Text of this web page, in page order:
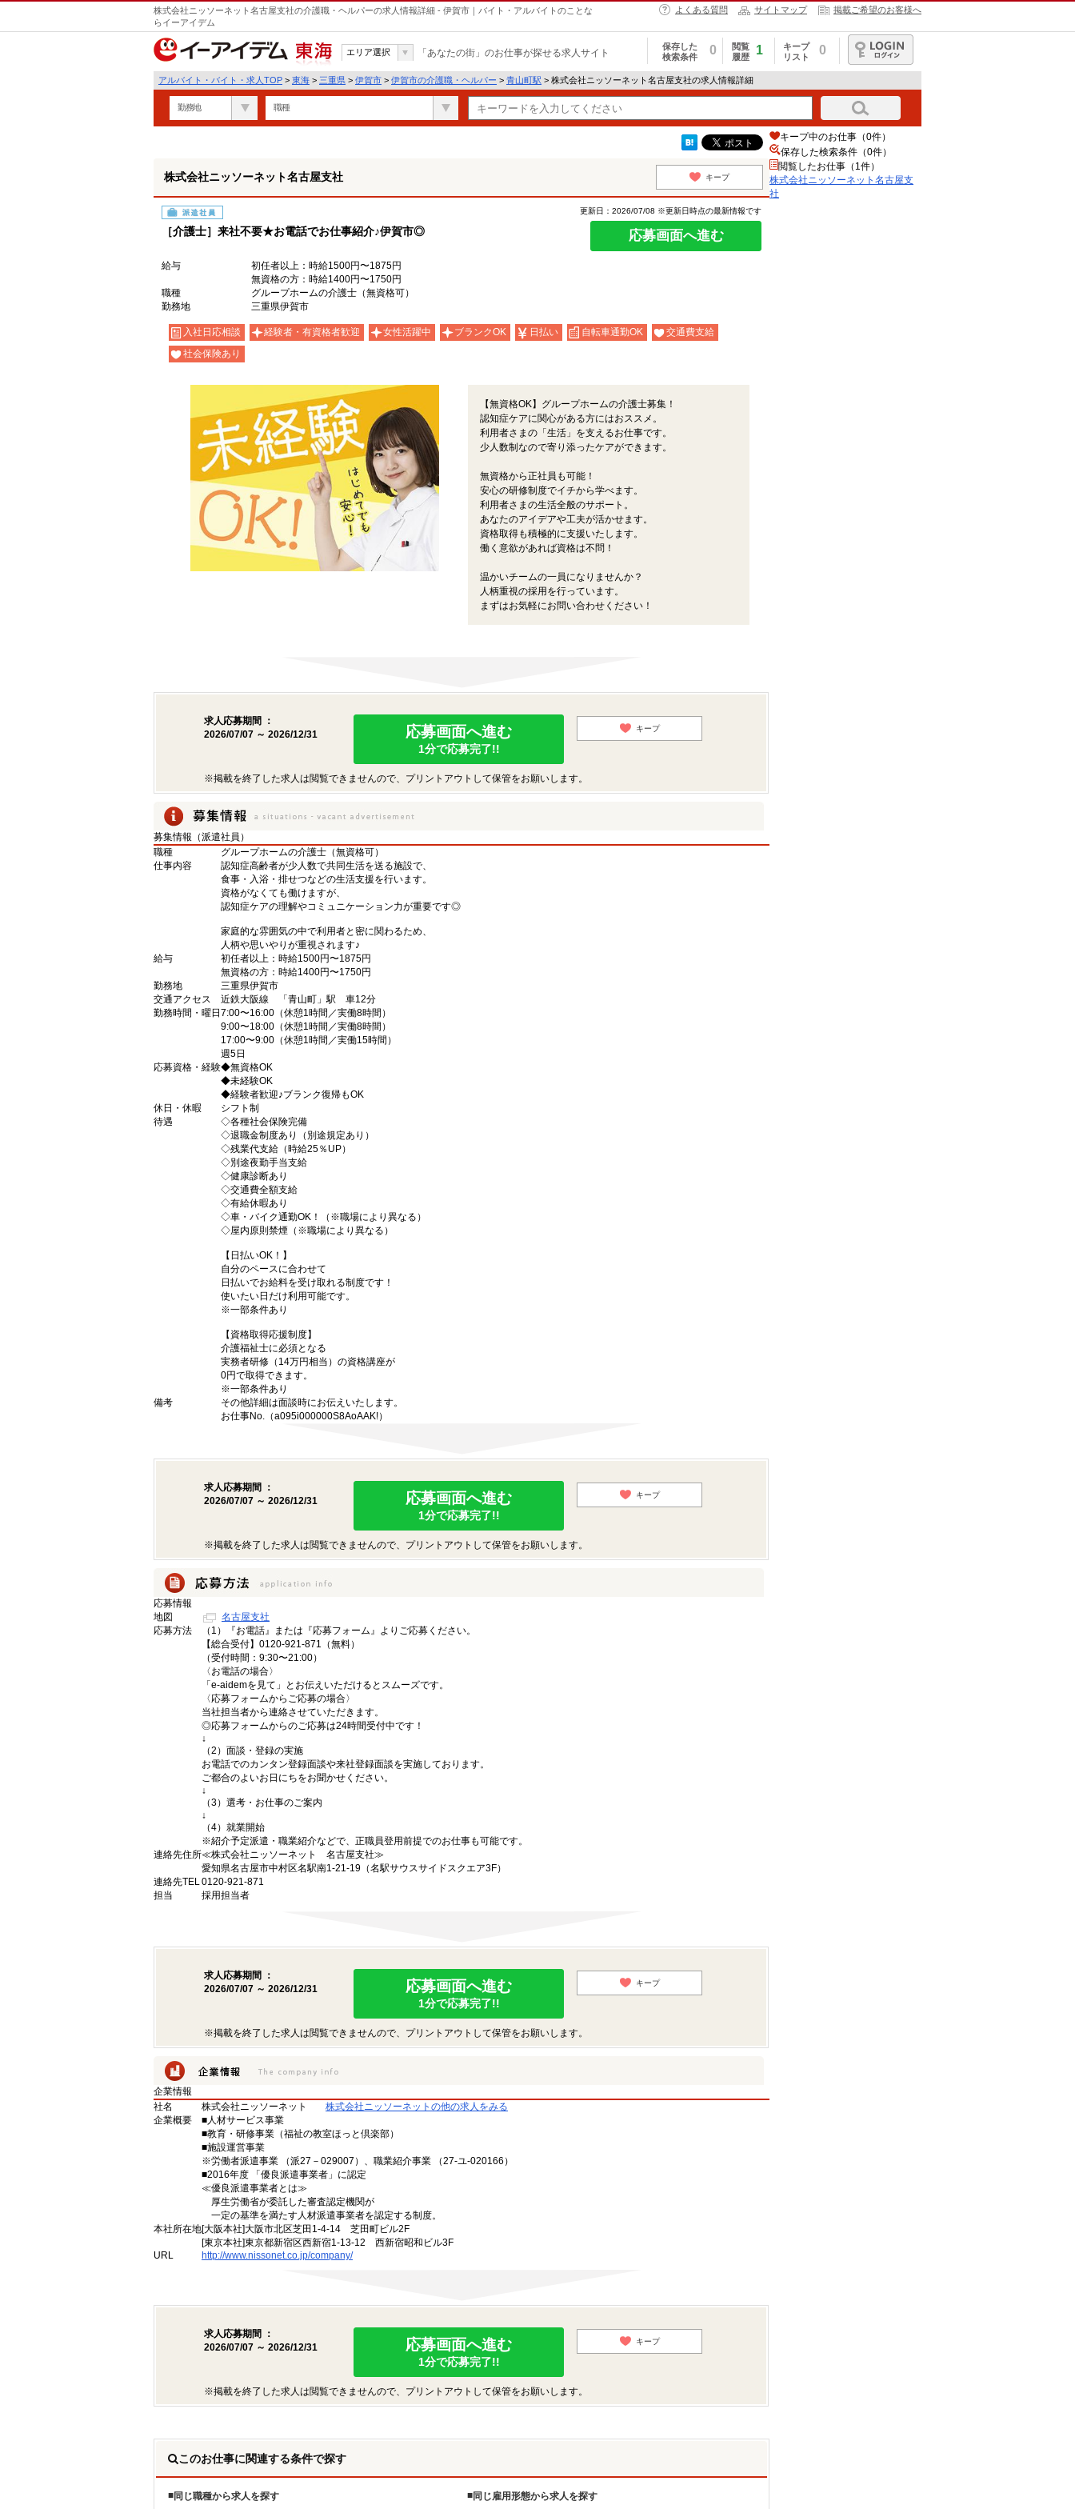
株式会社ニッソーネット名古屋支社の介護職・ヘルパーの求人情報詳細 - 伊賀市｜バイト・アルバイトのことな
らイーアイデム
よくある質問 サイトマップ 掲載ご希望のお客様へ
東海
エリア選択 「あなたの街」のお仕事が探せる求人サイト
保存した
検索条件
0
閲覧
履歴
1
キープ
リスト
0
ログイン
アルバイト・バイト・求人TOP > 東海 > 三重県 > 伊賀市 > 伊賀市の介護職・ヘルパー > 青山町駅 > 株式会社ニッソーネット名古屋支社の求人情報詳細
勤務地 職種
株式会社ニッソーネット名古屋支社 キープ
派遣社員
［介護士］来社不要★お電話でお仕事紹介♪伊賀市◎
更新日：2026/07/08 ※更新日時点の最新情報です
応募画面へ進む
給与
初任者以上：時給1500円〜1875円
無資格の方：時給1400円〜1750円
職種
グループホームの介護士（無資格可）
勤務地
三重県伊賀市
入社日応相談 経験者・有資格者歓迎 女性活躍中 ブランクOK 日払い 自転車通勤OK
交通費支給
社会保険あり
【無資格OK】グループホームの介護士募集！
認知症ケアに関心がある方にはおススメ。
利用者さまの「生活」を支えるお仕事です。
少人数制なので寄り添ったケアができます。
無資格から正社員も可能！
安心の研修制度でイチから学べます。
利用者さまの生活全般のサポート。
あなたのアイデアや工夫が活かせます。
資格取得も積極的に支援いたします。
働く意欲があれば資格は不問！
温かいチームの一員になりませんか？
人柄重視の採用を行っています。
まずはお気軽にお問い合わせください！
求人応募期間 ：
2026/07/07 ～ 2026/12/31
応募画面へ進む
1分で応募完了!!
キープ
※掲載を終了した求人は閲覧できませんので、プリントアウトして保管をお願いします。
募集情報（派遣社員）
職種
グループホームの介護士（無資格可）
仕事内容
認知症高齢者が少人数で共同生活を送る施設で、
食事・入浴・排せつなどの生活支援を行います。
資格がなくても働けますが、
認知症ケアの理解やコミュニケーション力が重要です◎
家庭的な雰囲気の中で利用者と密に関わるため、
人柄や思いやりが重視されます♪
給与
初任者以上：時給1500円〜1875円
無資格の方：時給1400円〜1750円
勤務地
三重県伊賀市
交通アクセス
近鉄大阪線 「青山町」駅 車12分
勤務時間・曜日 7:00〜16:00（休憩1時間／実働8時間）
9:00〜18:00（休憩1時間／実働8時間）
17:00〜9:00（休憩1時間／実働15時間）
週5日
応募資格・経験◆無資格OK
◆未経験OK
◆経験者歓迎♪ブランク復帰もOK
休日・休暇
シフト制
待遇
◇各種社会保険完備
◇退職金制度あり（別途規定あり）
◇残業代支給（時給25％UP）
◇別途夜勤手当支給
◇健康診断あり
◇交通費全額支給
◇有給休暇あり
◇車・バイク通勤OK！（※職場により異なる）
◇屋内原則禁煙（※職場により異なる）
【日払いOK！】
自分のペースに合わせて
日払いでお給料を受け取れる制度です！
使いたい日だけ利用可能です。
※一部条件あり
【資格取得応援制度】
介護福祉士に必須となる
実務者研修（14万円相当）の資格講座が
0円で取得できます。
※一部条件あり
備考
その他詳細は面談時にお伝えいたします。
お仕事No.（a095i000000S8AoAAK!）
求人応募期間 ：
2026/07/07 ～ 2026/12/31
応募画面へ進む
1分で応募完了!!
キープ
※掲載を終了した求人は閲覧できませんので、プリントアウトして保管をお願いします。
応募情報
地図
名古屋支社
応募方法
（1）『お電話』または『応募フォーム』よりご応募ください。
【総合受付】0120-921-871（無料）
（受付時間：9:30〜21:00）
〈お電話の場合〉
「e-aidemを見て」とお伝えいただけるとスムーズです。
〈応募フォームからご応募の場合〉
当社担当者から連絡させていただきます。
◎応募フォームからのご応募は24時間受付中です！
↓
（2）面談・登録の実施
お電話でのカンタン登録面談や来社登録面談を実施しております。
ご都合のよいお日にちをお聞かせください。
↓
（3）選考・お仕事のご案内
↓
（4）就業開始
※紹介予定派遣・職業紹介などで、正職員登用前提でのお仕事も可能です。
連絡先住所≪株式会社ニッソーネット 名古屋支社≫
愛知県名古屋市中村区名駅南1-21-19（名駅サウスサイドスクエア3F）
連絡先TEL0120-921-871
担当
採用担当者
求人応募期間 ：
2026/07/07 ～ 2026/12/31
応募画面へ進む
1分で応募完了!!
キープ
※掲載を終了した求人は閲覧できませんので、プリントアウトして保管をお願いします。
企業情報
社名
株式会社ニッソーネット
株式会社ニッソーネットの他の求人をみる
企業概要
■人材サービス事業
■教育・研修事業（福祉の教室ほっと倶楽部）
■施設運営事業
※労働者派遣事業 （派27－029007）、職業紹介事業 （27-ユ-020166）
■2016年度 「優良派遣事業者」に認定
≪優良派遣事業者とは≫
厚生労働省が委託した審査認定機関が
一定の基準を満たす人材派遣事業者を認定する制度。
本社所在地[大阪本社]大阪市北区芝田1-4-14 芝田町ビル2F
[東京本社]東京都新宿区西新宿1-13-12 西新宿昭和ビル3F
URL
http://www.nissonet.co.jp/company/
求人応募期間 ：
2026/07/07 ～ 2026/12/31
応募画面へ進む
1分で応募完了!!
キープ
※掲載を終了した求人は閲覧できませんので、プリントアウトして保管をお願いします。
このお仕事に関連する条件で探す
同じ職種から求人を探す
同じ雇用形態から求人を探す
キープ中のお仕事（0件）
保存した検索条件（0件）
閲覧したお仕事（1件）
株式会社ニッソーネット名古屋支
社